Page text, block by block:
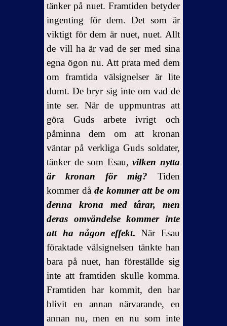
tänker på nuet. Framtiden betyder
ingenting för dem. Det som är
viktigt för dem är nuet, nuet. Allt
de vill ha är vad de ser med sina
egna ögon nu. Att prata med dem
om framtida välsignelser är lite
dumt. De bryr sig inte om vad de
inte ser. När de uppmuntras att
göra Guds arbete ivrigt och
påminna dem om att kronan
väntar på verkliga Guds soldater,
tänker de som Esau,vilken nytta
är kronan för mig? Tiden
kommer då de kommer att be om
denna krona med tårar, men
deras omvändelse kommer inte
att ha någon effekt.När Esau
föraktade välsignelsen tänkte han
bara på nuet, han föreställde sig
inte att framtiden skulle komma.
Framtiden har kommit, den har
blivit en annan närvarande, en
annan nu, men en nu som inte